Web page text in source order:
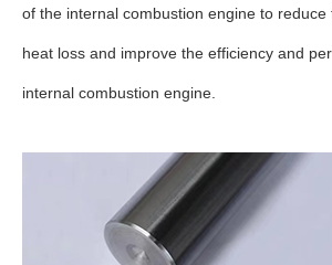
of the internal combustion engine to reduce
heat loss and improve the efficiency and
internal combustion engine.